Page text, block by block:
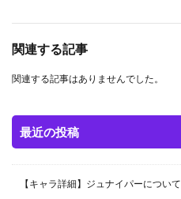
関連する記事
関連する記事はありませんでした。
最近の投稿
【キャラ詳細】ジュナイパーについて